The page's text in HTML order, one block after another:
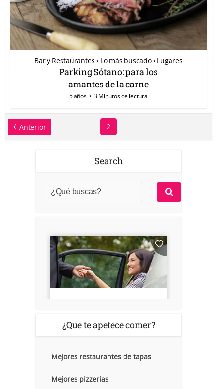
Bar y Restaurantes • Lo más buscado • Lugares
Parking Sótano: para los
amantes de la carne
5 años 3 Minutos de lectura
Anterior 2
Search
¿Que te apetece comer?
Mejores restaurantes de tapas
Mejores pizzerias